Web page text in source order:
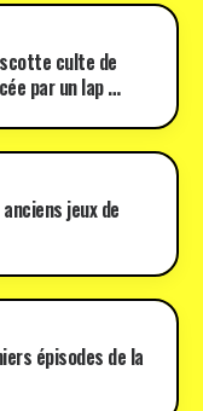
culte de
par un lap …
jeux de
épisodes de la